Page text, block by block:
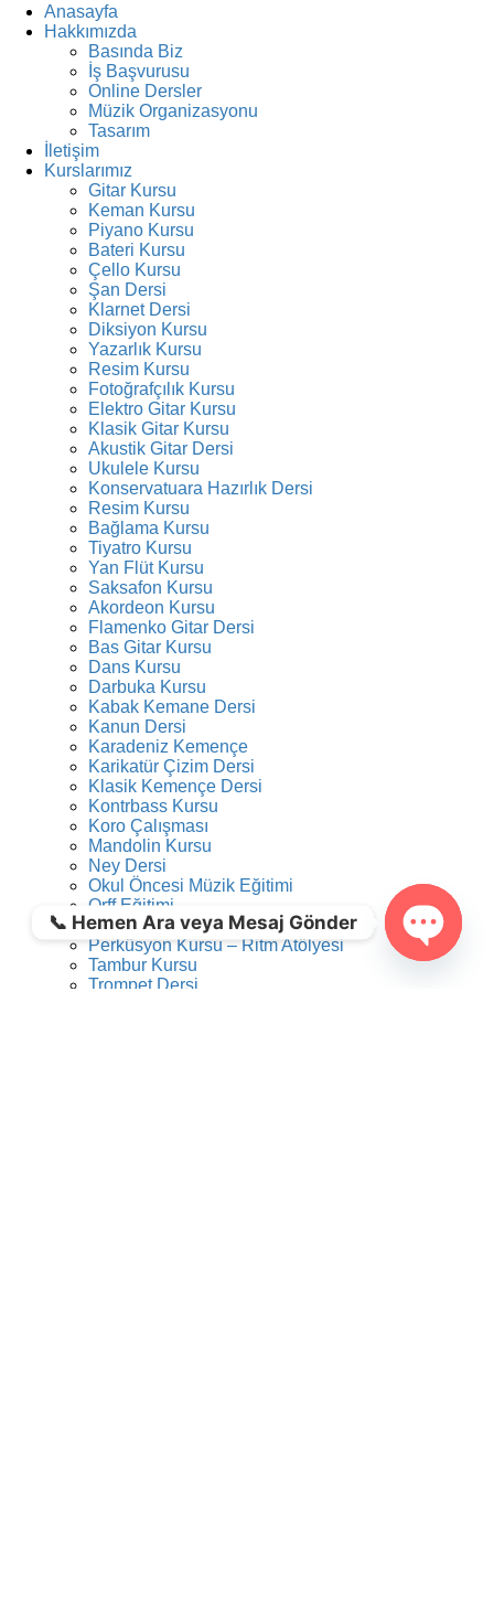
Anasayfa
Hakkımızda
Basında Biz
İş Başvurusu
Online Dersler
Müzik Organizasyonu
Tasarım
İletişim
Kurslarımız
Gitar Kursu
Keman Kursu
Piyano Kursu
Bateri Kursu
Çello Kursu
Şan Dersi
Klarnet Dersi
Diksiyon Kursu
Yazarlık Kursu
Resim Kursu
Fotoğrafçılık Kursu
Elektro Gitar Kursu
Klasik Gitar Kursu
Akustik Gitar Dersi
Ukulele Kursu
Konservatuara Hazırlık Dersi
Resim Kursu
Bağlama Kursu
Tiyatro Kursu
Yan Flüt Kursu
Saksafon Kursu
Akordeon Kursu
Flamenko Gitar Dersi
Bas Gitar Kursu
Dans Kursu
Darbuka Kursu
Kabak Kemane Dersi
Kanun Dersi
Karadeniz Kemençe
Karikatür Çizim Dersi
Klasik Kemençe Dersi
Kontrbass Kursu
Koro Çalışması
Mandolin Kursu
Ney Dersi
Okul Öncesi Müzik Eğitimi
Orff Eğitimi
Perdesiz Gitar Kursu
Perküsyon Kursu – Ritm Atölyesi
Tambur Kursu
Trompet Dersi
📞 Hemen Ara veya Mesaj Gönder